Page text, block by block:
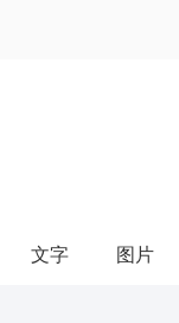
文字 图片